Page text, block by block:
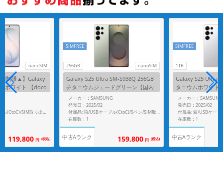
nanoSIM
制限▲】Galaxy
ホワイト 【doco
付属品: 箱/USBケーブル(CtoC)/SIM取り出し用ピン/マニュアル
119,800 円 (税込)
256GB nanoSIM
SIMFREE
Galaxy S25 Ultra SM-S938Q 256GB
チタニウムジェードグリーン【国内
版 SIMフリー】
メーカー：SAMSUNG
発売日：2025/02
付属品: 箱/USBケーブル(CtoC)/Sペン/SIM取り出し用ピン/マニュアル
在庫数：1
中古Aランク 159,800 円 (税込)
1TB
SIMFREE
Galaxy S25 Ultra
タニウムホワイト
SIMフリー】
メーカー：SAMSUNG
発売日：2025/02
在庫数：1
中古Aランク